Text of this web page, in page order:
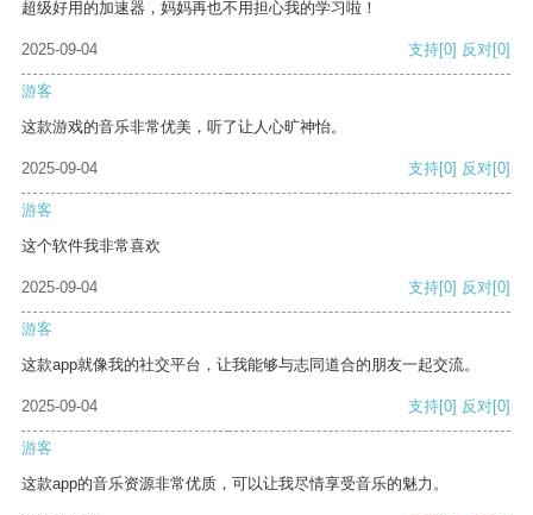
超级好用的加速器，妈妈再也不用担心我的学习啦！
2025-09-04 支持[0] 反对[0]
游客
这款游戏的音乐非常优美，听了让人心旷神怡。
2025-09-04 支持[0] 反对[0]
游客
这个软件我非常喜欢
2025-09-04 支持[0] 反对[0]
游客
这款app就像我的社交平台，让我能够与志同道合的朋友一起交流。
2025-09-04 支持[0] 反对[0]
游客
这款app的音乐资源非常优质，可以让我尽情享受音乐的魅力。